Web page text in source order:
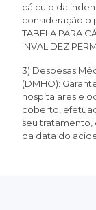
cálculo da
consideração o
TABELA PARA
INVALIDEZ
3) Despesas
(DMHO):
hospitalares e
coberto,
seu tratamento,
da data do